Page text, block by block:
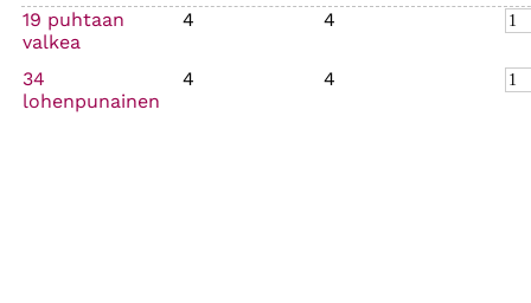
19 puhtaan
valkea
4 4
34
lohenpunainen
4 4